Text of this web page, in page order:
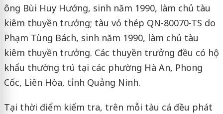
ông Bùi Huy Hướng, sinh năm 1990, làm chủ tàu
kiêm thuyền trưởng; tàu vỏ thép QN-80070-TS do
Phạm Tùng Bách, sinh năm 1990, làm chủ tàu
kiêm thuyền trưởng. Các thuyền trưởng đều có hộ
khẩu thường trú tại các phường Hà An, Phong
Cốc, Liên Hòa, tỉnh Quảng Ninh.
Tại thời điểm kiểm tra, trên mỗi tàu cá đều phát